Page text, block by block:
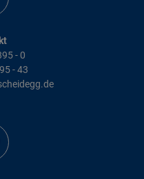
- 0
- 43